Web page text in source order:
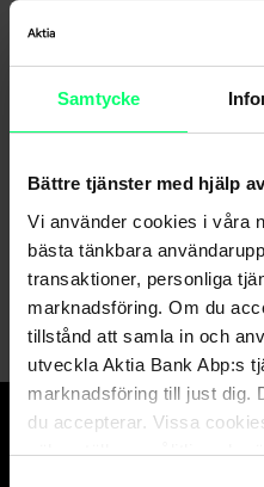
Samtycke
Bättre tjänster med hjälp
Vi använder cookies i våra
bästa tänkbara
transaktioner, personliga
marknadsföring. Om du
tillstånd att samla in och
utveckla Aktia Bank Abp:s
marknadsföring till just dig.
du accepterar. Vissa
säkerställa en pålitlig och
Skicka ett meddelande